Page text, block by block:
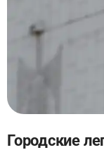
Городские